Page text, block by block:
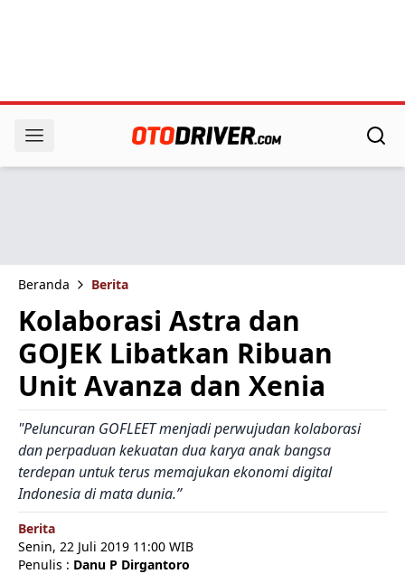
Beranda Berita
Kolaborasi Astra dan
GOJEK Libatkan Ribuan
Unit Avanza dan Xenia
"Peluncuran GOFLEET menjadi perwujudan kolaborasi
dan perpaduan kekuatan dua karya anak bangsa
terdepan untuk terus memajukan ekonomi digital
Indonesia di mata dunia.”
Berita
Senin, 22 Juli 2019 11:00 WIB
Penulis : Danu P Dirgantoro